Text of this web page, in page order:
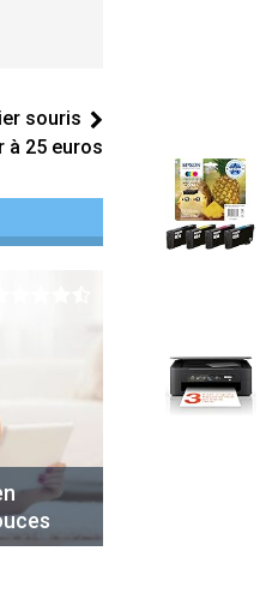
souris
à 25 euros